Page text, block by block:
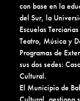
con base en la
del Sur, la
Escuelas
Teatro, Música y
Programas de
sus dos sedes:
Cultural.
El Municipio de